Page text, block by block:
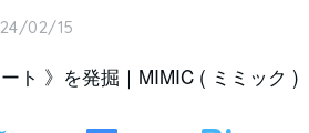
02/15
ト 》を発掘｜MIMIC ( ミミック )